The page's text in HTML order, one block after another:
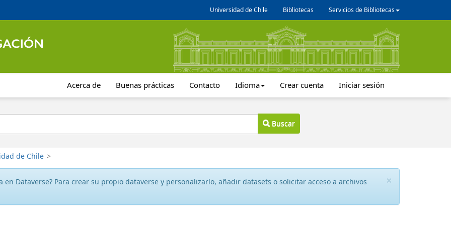
Universidad de Chile Bibliotecas Servicios de Bibliotecas
Acerca de Buenas prácticas Contacto Idioma Crear cuenta Iniciar sesión
Buscar
de Chile >
×
en Dataverse? Para crear su propio dataverse y personalizarlo, añadir datasets o solicitar acceso a archivos